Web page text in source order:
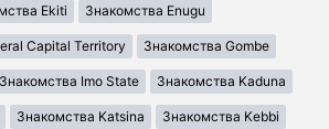
Ekiti Знакомства Enugu
Capital Territory Знакомства Gombe
Знакомства Imo State Знакомства Kaduna
Знакомства Katsina Знакомства Kebbi